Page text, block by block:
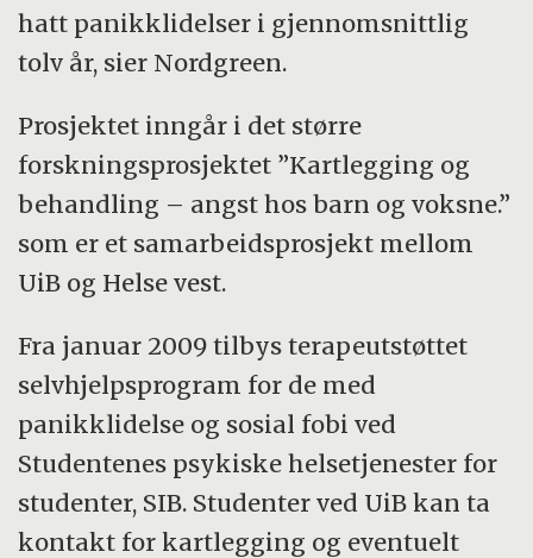
hatt panikklidelser i gjennomsnittlig
tolv år, sier Nordgreen.
Prosjektet inngår i det større
forskningsprosjektet ”Kartlegging og
behandling – angst hos barn og voksne.”
som er et samarbeidsprosjekt mellom
UiB og Helse vest.
Fra januar 2009 tilbys terapeutstøttet
selvhjelpsprogram for de med
panikklidelse og sosial fobi ved
Studentenes psykiske helsetjenester for
studenter, SIB. Studenter ved UiB kan ta
kontakt for kartlegging og eventuelt